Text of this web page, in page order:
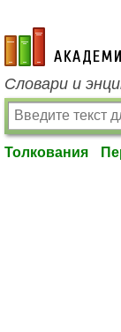
academic.ru
Словари и
Толкования